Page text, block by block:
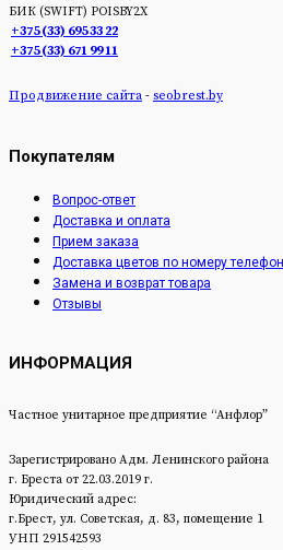
БИК (SWIFT) POISBY2Х
+375 (33) 695 33 22
+375 (33) 671 99 11
Продвижение сайта - seobrest.by
Покупателям
Вопрос-ответ
Доставка и оплата
Прием заказа
Доставка цветов по номеру
Замена и возврат товара
Отзывы
ИНФОРМАЦИЯ
Частное унитарное предприятие “Анфлор”
Зарегистрировано Адм. Ленинского района
г. Бреста от 22.03.2019 г.
Юридический адрес:
г.Брест, ул. Советская, д. 83, помещение 1
УНП 291542593